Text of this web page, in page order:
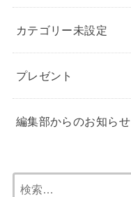
カテゴリー未設定
プレゼント
編集部からのお知らせ